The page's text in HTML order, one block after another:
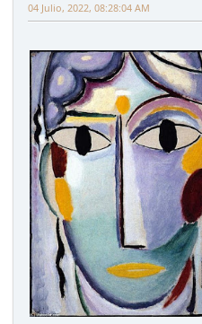
04 Julio, 2022, 08:28:04 AM